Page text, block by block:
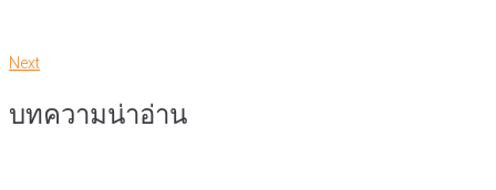
Next
บทความน่าอ่าน